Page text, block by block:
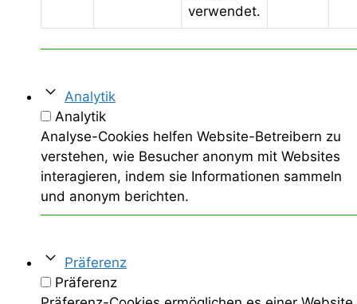
verwendet.
Analytik
Analytik
Analyse-Cookies helfen Website-Betreibern zu
verstehen, wie Besucher anonym mit Websites
interagieren, indem sie Informationen sammeln
und anonym berichten.
Präferenz
Präferenz